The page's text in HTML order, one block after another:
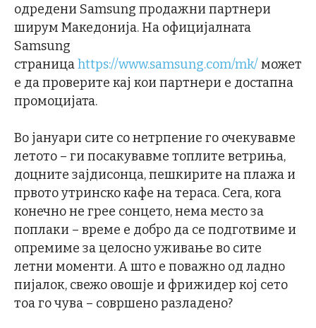
одредени Samsung продажни партнери
ширум Македонија. На официјалната
Samsung
страницаhttps://www.samsung.com/mk/ может
е да проверите кај кои партнери е достапна
промоцијата.
Во јануари сите со нетрпение го очекувавме
летото – ги посакувавме топлите ветриња,
доцните зајдисонца, пешкирите на плажа и
првото утринско кафе на тераса. Сега, кога
конечно не грее сонцето, нема место за
поплаки – време е добро да се подготвиме и
опремиме за целосно уживање во сите
летни моменти. А што е поважно од ладно
пијалок, свежо овошје и фрижидер кој сето
тоа го чува – совршено разладено?